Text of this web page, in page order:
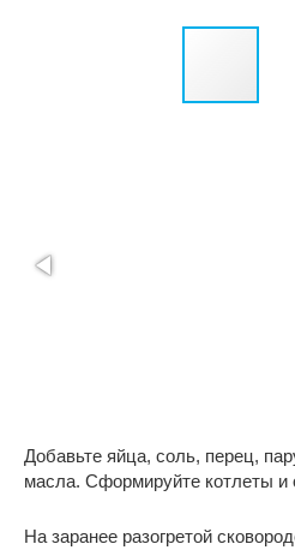
Добавьте яйца, соль, перец,
масла. Сформируйте котлеты и
На заранее разогретой